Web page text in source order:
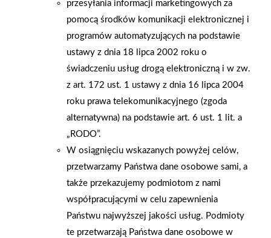
od 3 lat prowadzi programy poświęcone światu roślin. W
ramach krótkich rolek wideo, Patryk opowiada o roślinach
dostępnych w naszym markecie. Doradza, jak prawidłowo
pielęgnować rośliny, a także jak dobierać je do aranżacji
ogrodowych czy wnętrz. Zapraszamy do śledzenia naszego
Facebooka, Instagrama oraz TikToka PSB Mrówka Starachowice
– znajdziecie tam mnóstwo inspiracji i praktycznych
wskazówek ze świata roślin!
AKTUALNOŚCI
przesyłania informacji marketingowych za
pomocą środków komunikacji elektronicznej i
programów automatyzujących na podstawie
ustawy z dnia 18 lipca 2002 roku o
świadczeniu usług drogą elektroniczną i w zw.
z art. 172 ust. 1 ustawy z dnia 16 lipca 2004
roku prawa telekomunikacyjnego (zgoda
alternatywna) na podstawie art. 6 ust. 1 lit. a
„RODO”.
W osiągnięciu wskazanych powyżej celów,
przetwarzamy Państwa dane osobowe sami, a
także przekazujemy podmiotom z nami
współpracującymi w celu zapewnienia
Państwu najwyższej jakości usług. Podmioty
te przetwarzają Państwa dane osobowe w